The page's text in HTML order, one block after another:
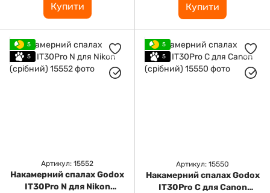
Купити Купити
5
5
Артикул: 15552
Накамерний спалах Godox
IT30Pro N для Nikon
5
5
Артикул: 15550
Накамерний спалах Godox
IT30Pro C для Canon